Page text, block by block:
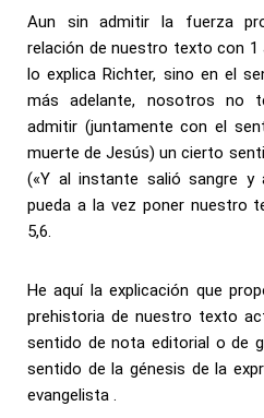
Aun sin admitir la fuerza
relación de nuestro texto con 1
lo explica Richter, sino en el
más adelante, nosotros no
admitir (juntamente con el
muerte de Jesús) un cierto
(«Y al instante salió sangre y
pueda a la vez poner nuestro
5,6.
He aquí la explicación que
prehistoria de nuestro texto
sentido de nota editorial o de
sentido de la génesis de la
evangelista .